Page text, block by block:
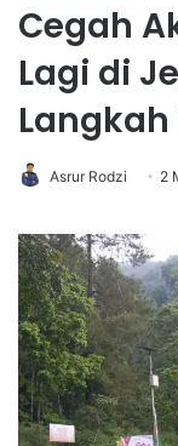
Cegah
Lagi di
Asrur Rodzi 2